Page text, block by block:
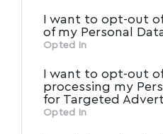
Participantsthat may
other third parties.
I want to opt-out
of my Personal
Opted In
I want to opt-out of
processing my
for Targeted
Opted In